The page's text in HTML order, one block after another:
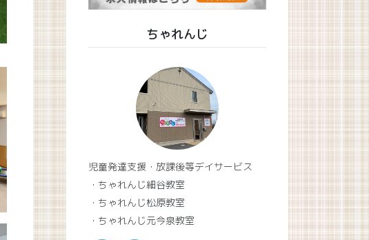
ちゃれんじ
児童発達支援・放課後等デイサービス
・ちゃれんじ細谷教室
・ちゃれんじ松原教室
・ちゃれんじ元今泉教室